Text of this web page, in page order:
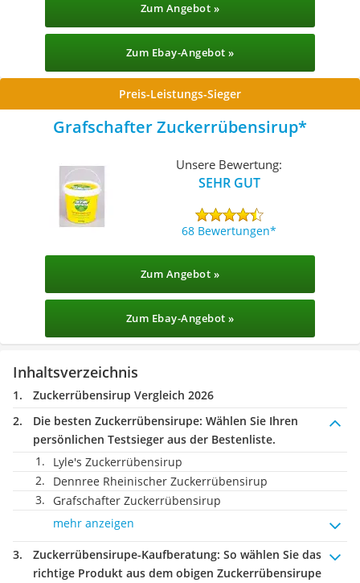
Zum Angebot »
Zum Ebay-Angebot »
Preis-Leistungs-Sieger
‎Grafschafter Zuckerrübensirup
Unsere Bewertung:
SEHR GUT
68 Bewertungen
Zum Angebot »
Zum Ebay-Angebot »
Inhaltsverzeichnis
Zuckerrübensirup Vergleich 2026
Die besten Zuckerrübensirupe: Wählen Sie Ihren
persönlichen Testsieger aus der Bestenliste.
Lyle's Zuckerrübensirup
Dennree Rheinischer Zuckerrübensirup
‎Grafschafter Zuckerrübensirup
mehr anzeigen
Zuckerrübensirupe-Kaufberatung: So wählen Sie das
richtige Produkt aus dem obigen Zuckerrübensirupe